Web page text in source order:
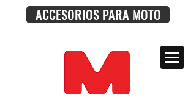
ACCESORIOS PARA MOTO